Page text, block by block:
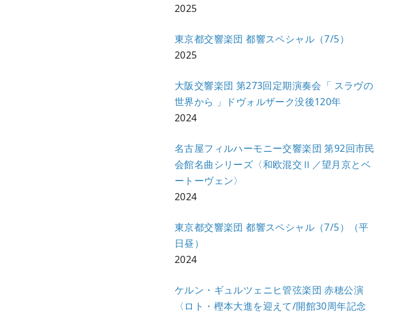
2025
東京都交響楽団 都響スペシャル（7/5）
2025
大阪交響楽団 第273回定期演奏会「 スラヴの
世界から 」ドヴォルザーク没後120年
2024
名古屋フィルハーモニー交響楽団 第92回市民
会館名曲シリーズ〈和欧混交Ⅱ／望月京とベ
ートーヴェン〉
2024
東京都交響楽団 都響スペシャル（7/5）（平
日昼）
2024
ケルン・ギュルツェニヒ管弦楽団 赤穂公演
〈ロト・樫本大進を迎えて/開館30周年記念